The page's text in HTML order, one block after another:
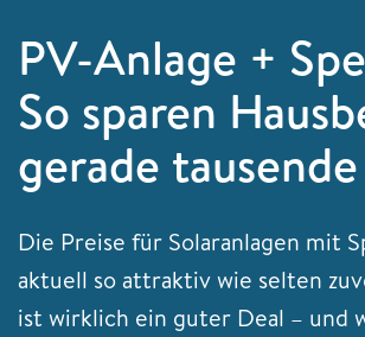
PV-Anlage +
So sparen
gerade
Die Preise für Solaranlagen mit
aktuell so attraktiv wie selten
ist wirklich ein guter Deal – und